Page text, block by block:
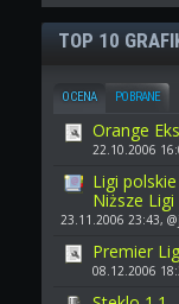
TOP 10
OCENA POBRANE
Orange
22.10.2006
Ligi
Niższe Ligi
23.11.2006 23:43,
Premier
08.12.2006